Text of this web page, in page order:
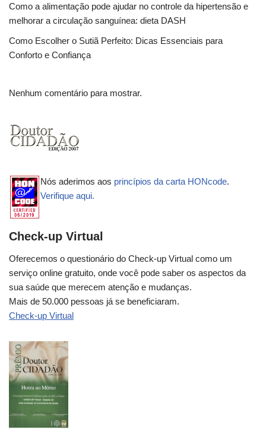
Como a alimentação pode ajudar no controle da hipertensão e
melhorar a circulação sanguínea: dieta DASH
Como Escolher o Sutiã Perfeito: Dicas Essenciais para
Conforto e Confiança
Nenhum comentário para mostrar.
Nós aderimos aos princípios da carta HONcode.
Verifique aqui.
Check-up Virtual
Oferecemos o questionário do Check-up Virtual como um
serviço online gratuito, onde você pode saber os aspectos da
sua saúde que merecem atenção e mudanças.
Mais de 50.000 pessoas já se beneficiaram.
Check-up Virtual